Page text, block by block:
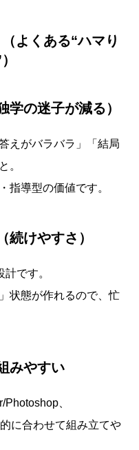
よくある“ハマり
学の迷子が減る）
えがバラバラ」「結局
。
指導型の価値です。
続けやすさ）
です。
状態が作れるので、忙
みやすい
、
に合わせて組み立てや